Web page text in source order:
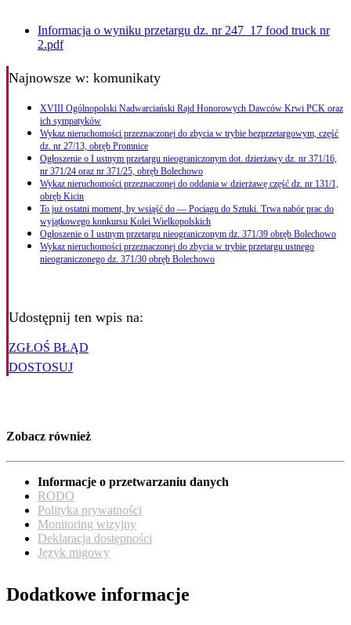
Informacja o wyniku przetargu dz. nr 247_17 food truck nr
2.pdf
Najnowsze w: komunikaty
XVIII Ogólnopolski Nadwarciański Rajd Honorowych Dawców Krwi PCK oraz
ich sympatyków
Wykaz nieruchomości przeznaczonej do zbycia w trybie bezprzetargowym, część
dz. nr 27/13, obręb Promnice
Ogłoszenie o I ustnym przetargu nieograniczonym dot. dzierżawy dz. nr 371/16,
nr 371/24 oraz nr 371/25, obręb Bolechowo
Wykaz nieruchomości przeznaczonej do oddania w dzierżawę część dz. nr 131/1,
obręb Kicin
To już ostatni moment, by wsiąść do — Pociągu do Sztuki. Trwa nabór prac do
wyjątkowego konkursu Kolei Wielkopolskich
Ogłoszenie o I ustnym przetargu nieograniczonym dz. 371/39 obręb Bolechowo
Wykaz nieruchomości przeznaczonej do zbycia w trybie przetargu ustnego
nieograniczonego dz. 371/30 obręb Bolechowo
Udostępnij ten wpis na:
ZGŁOŚ BŁĄD
DOSTOSUJ
Zobacz również
Informacje o przetwarzaniu danych
RODO
Polityka prywatności
Monitoring wizyjny
Deklaracja dostępności
Język migowy
Dodatkowe informacje